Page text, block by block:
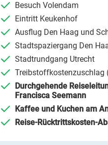
Besuch Volendam
Eintritt Keukenhof
Ausflug Den Haag und
Stadtspaziergang Den
Stadtrundgang Utrecht
Treibstoffkostenzuschlag
Durchgehende
Francisca Seemann
Kaffee und Kuchen am
Reise-Rücktrittskosten-